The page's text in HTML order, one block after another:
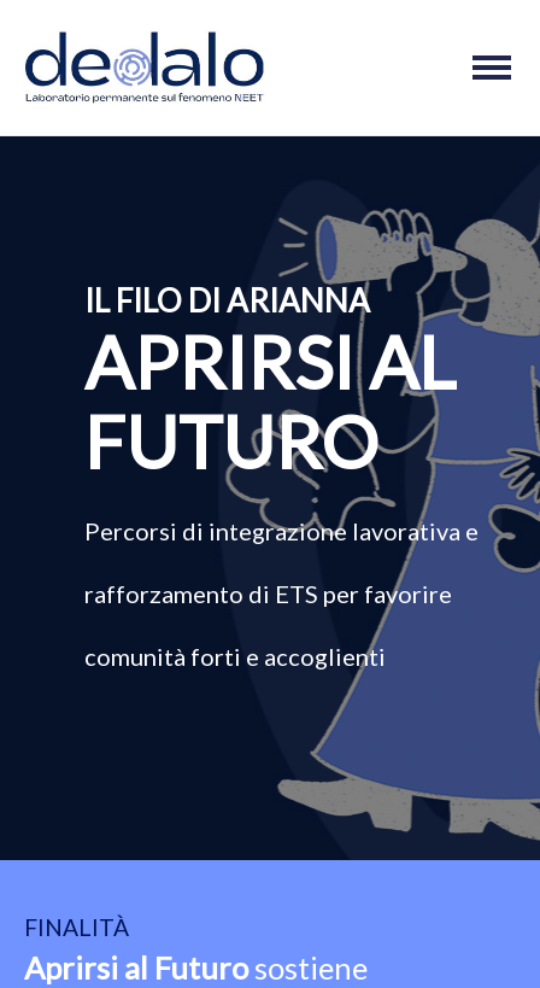
M
n
a
v
a
b
IL FILO DI ARIANNA
APRIRSI AL
FUTURO
Percorsi di integrazione lavorativa e
rafforzamento di ETS per favorire
comunità forti e accoglienti
FINALITÀ
Aprirsi al Futurosostiene